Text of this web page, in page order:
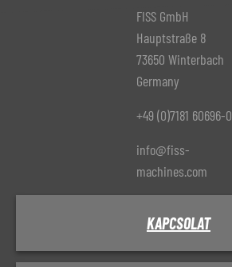
FISS GmbH
Hauptstraße 8
73650 Winterbach
Germany
+49 (0)7181 60696-0
info@fiss-
machines.com
KAPCSOLAT